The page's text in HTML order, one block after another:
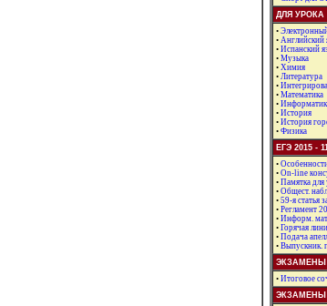
ДЛЯ УРОКА
•
• Английский
• Испанский
• Музыка
• Химия
• Литература
•
• Математика
•
• История
• История
• Физика
ЕГЭ 2015 -
•
• On-line
• Памятка
• Общест.
• 59-я статья
• Регламент
• Информ.
• Горячая
• Подача
• Выпускник.
ЭКЗАМЕНЫ
• Итоговое
ЭКЗАМЕНЫ